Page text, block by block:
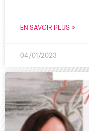
EN SAVOIR PLUS »
04/01/2023